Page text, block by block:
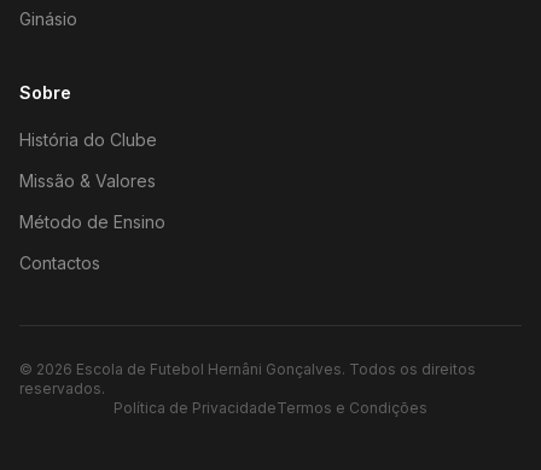
Ginásio
Sobre
História do Clube
Missão & Valores
Método de Ensino
Contactos
© 2026 Escola de Futebol Hernâni Gonçalves. Todos os direitos
reservados.
Política de PrivacidadeTermos e Condições